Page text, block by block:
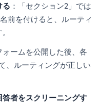
る ：「セクション2」では
前を付けると、ルーティ
ォームを公開した後、各
、ルーティングが正しい
答者をスクリーニングす